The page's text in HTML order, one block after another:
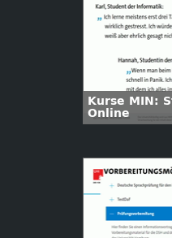
Kurse MIN:
Online